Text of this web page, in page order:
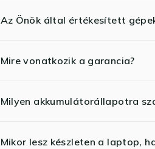
Az Önök által értékesített
Mire vonatkozik a garancia?
Milyen akkumulátorállapotra
Mikor lesz készleten a laptop,